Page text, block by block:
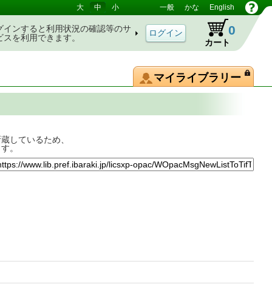
大 中 小 一般 かな English
インすると利用状況の確認等のサ
スを利用できます。
カート
0
マイライブラリー
しているため、
。